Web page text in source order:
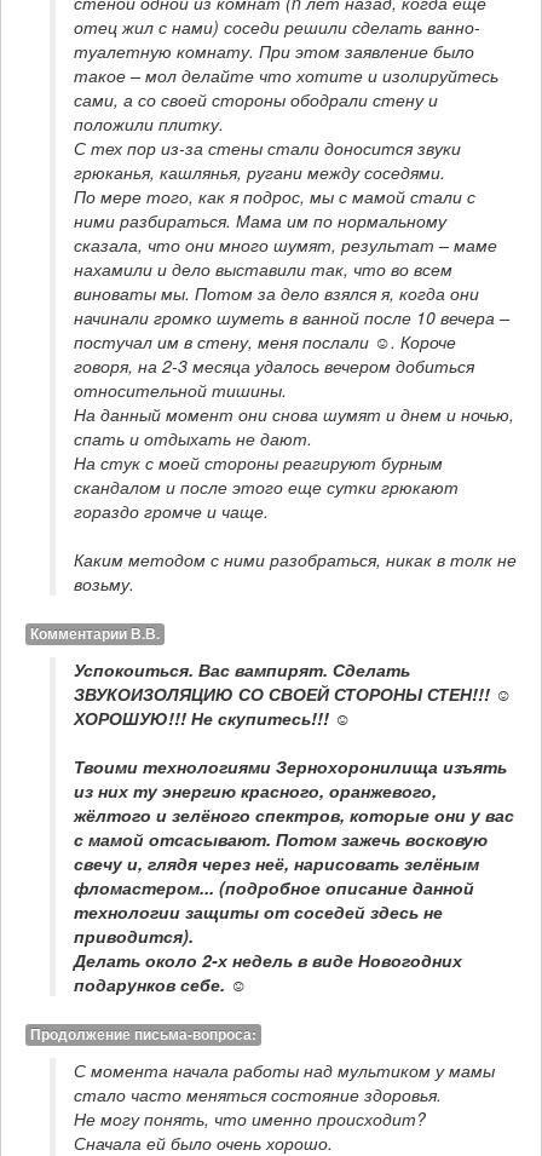
отец жил с нами) соседи решили сделать ванно-
туалетную комнату. При этом заявление было
такое – мол делайте что хотите и изолируйтесь
сами, а со своей стороны ободрали стену и
положили плитку.
С тех пор из-за стены стали доносится звуки
грюканья, кашлянья, ругани между соседями.
По мере того, как я подрос, мы с мамой стали с
ними разбираться. Мама им по нормальному
сказала, что они много шумят, результат – маме
нахамили и дело выставили так, что во всем
виноваты мы. Потом за дело взялся я, когда они
начинали громко шуметь в ванной после 10 вечера –
постучал им в стену, меня послали ☺. Короче
говоря, на 2-3 месяца удалось вечером добиться
относительной тишины.
На данный момент они снова шумят и днем и ночью,
спать и отдыхать не дают.
На стук с моей стороны реагируют бурным
скандалом и после этого еще сутки грюкают
Каким методом с ними разобраться, никак в толк не
возьму.
Комментарии В.В.
Успокоиться. Вас вампирят. Сделать
ЗВУКОИЗОЛЯЦИЮ СО СВОЕЙ СТОРОНЫ СТЕН!!! ☺
ХОРОШУЮ!!! Не скупитесь!!! ☺
Твоими технологиями Зернохоронилища изъять
из них ту энергию красного, оранжевого,
жёлтого и зелёного спектров, которые они у вас
с мамой отсасывают. Потом зажечь восковую
свечу и, глядя через неё, нарисовать зелёным
фломастером... (подробное описание данной
технологии защиты от соседей здесь не
приводится).
Делать около 2-х недель в виде Новогодних
подарунков себе. ☺
Продолжение письма-вопроса:
С момента начала работы над мультиком у мамы
стало часто меняться состояние здоровья.
Не могу понять, что именно происходит?
Сначала ей было очень хорошо.